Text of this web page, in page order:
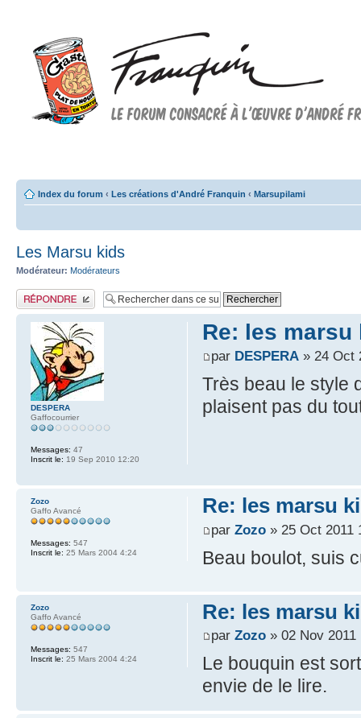
Index du forum ‹ Les créations d'André Franquin ‹ Marsupilami
Les Marsu kids
Modérateur: Modérateurs
Publier une réponse
Re: les marsu
par DESPERA» 24 Oct
Très beau le style
plaisent pas du
DESPERA
Gaffocourrier
Messages: 47
Inscrit le: 19 Sep 2010 12:20
Re: les marsu
par Zozo» 25 Oct 2011
Beau boulot, suis
Zozo
Gaffo Avancé
Messages: 547
Inscrit le: 25 Mars 2004 4:24
Re: les marsu
par Zozo» 02 Nov 2011
Le bouquin est
envie de le lire.
Zozo
Gaffo Avancé
Messages: 547
Inscrit le: 25 Mars 2004 4:24